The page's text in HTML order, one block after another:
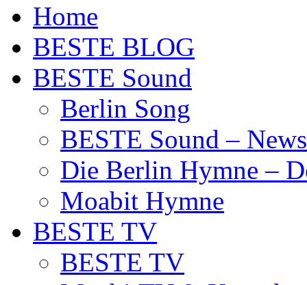
Home
BESTE BLOG
BESTE Sound
Berlin Song
BESTE Sound –
Die Berlin Hymne –
Moabit Hymne
BESTE TV
BESTE TV